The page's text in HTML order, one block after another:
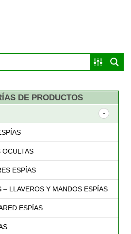
DE PRODUCTOS
OCULTAS
ESPÍAS
– LLAVEROS Y MANDOS ESPÍAS
ESPÍAS